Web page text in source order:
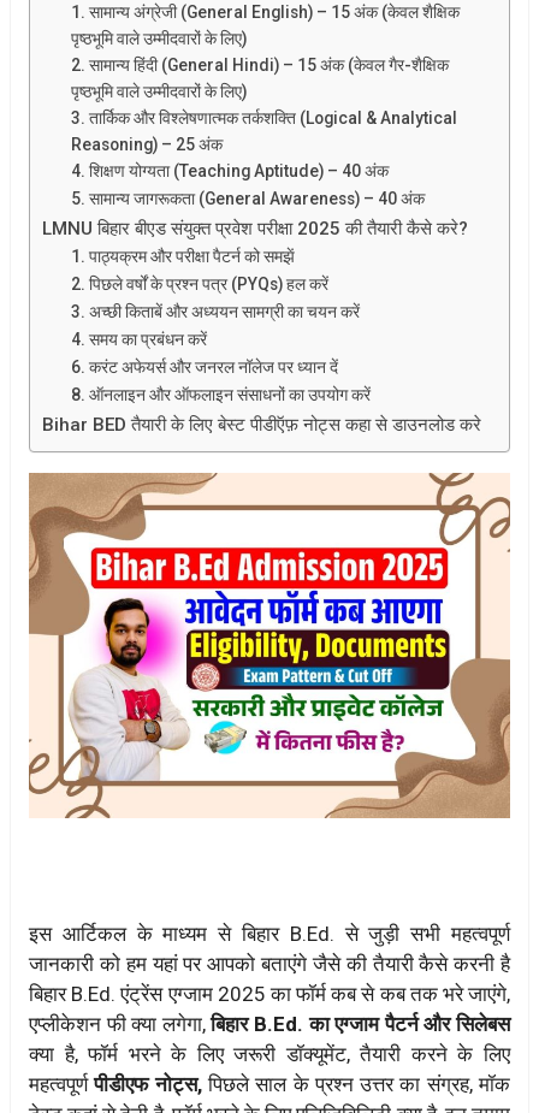
1. सामान्य अंग्रेजी (General English) – 15 अंक (केवल शैक्षिक
पृष्ठभूमि वाले उम्मीदवारों के लिए)
2. सामान्य हिंदी (General Hindi) – 15 अंक (केवल गैर-शैक्षिक
पृष्ठभूमि वाले उम्मीदवारों के लिए)
3. तार्किक और विश्लेषणात्मक तर्कशक्ति (Logical & Analytical
Reasoning) – 25 अंक
4. शिक्षण योग्यता (Teaching Aptitude) – 40 अंक
5. सामान्य जागरूकता (General Awareness) – 40 अंक
LMNU बिहार बीएड संयुक्त प्रवेश परीक्षा 2025 की तैयारी कैसे करे?
1. पाठ्यक्रम और परीक्षा पैटर्न को समझें
2. पिछले वर्षों के प्रश्न पत्र (PYQs) हल करें
3. अच्छी किताबें और अध्ययन सामग्री का चयन करें
4. समय का प्रबंधन करें
6. करंट अफेयर्स और जनरल नॉलेज पर ध्यान दें
8. ऑनलाइन और ऑफलाइन संसाधनों का उपयोग करें
Bihar BED तैयारी के लिए बेस्ट पीडीऍफ़ नोट्स कहा से डाउनलोड करे
इस आर्टिकल के माध्यम से बिहार B.Ed. से जुड़ी सभी महत्वपूर्ण
जानकारी को हम यहां पर आपको बताएंगे जैसे की तैयारी कैसे करनी है
बिहार B.Ed. एंट्रेंस एग्जाम 2025 का फॉर्म कब से कब तक भरे जाएंगे,
एप्लीकेशन फी क्या लगेगा,बिहार B.Ed. का एग्जाम पैटर्न और सिलेबस
क्या है, फॉर्म भरने के लिए जरूरी डॉक्यूमेंट, तैयारी करने के लिए
महत्वपूर्णपीडीएफ नोट्स,पिछले साल के प्रश्न उत्तर का संग्रह, मॉक